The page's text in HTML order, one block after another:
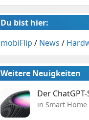
Du bist hier:
mobiFlip / News /
Weitere Neuigkeiten
Der
in Smart Home